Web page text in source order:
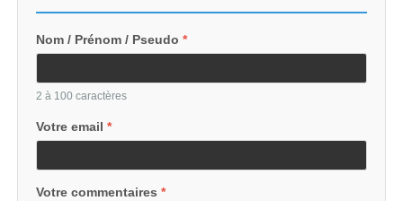
Nom / Prénom / Pseudo*
2 à 100 caractères
Votre email*
Votre commentaires*